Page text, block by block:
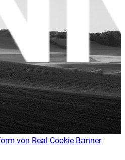
von Real Cookie Banner